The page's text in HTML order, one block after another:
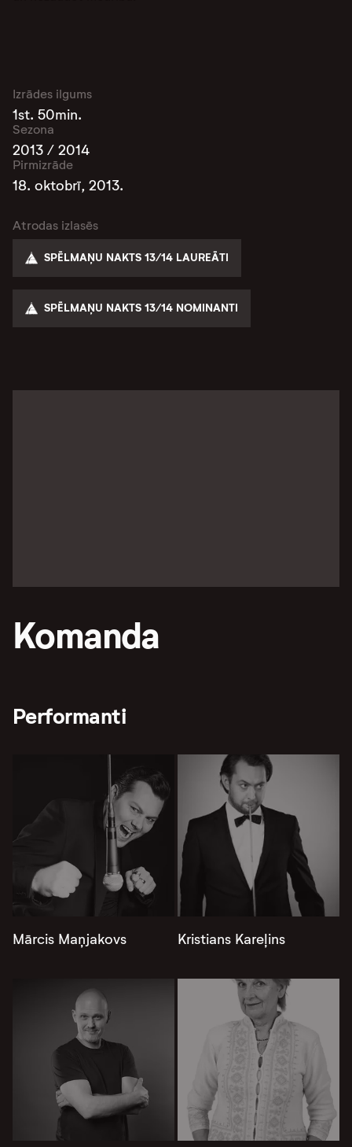
Izrādes ilgums
1st. 50min.
Sezona
2013 / 2014
Pirmizrāde
18. oktobrī, 2013.
Atrodas izlasēs
SPĒLMAŅU NAKTS 13/14 LAUREĀTI
SPĒLMAŅU NAKTS 13/14 NOMINANTI
Komanda
Performanti
Mārcis Maņjakovs Kristians Kareļins